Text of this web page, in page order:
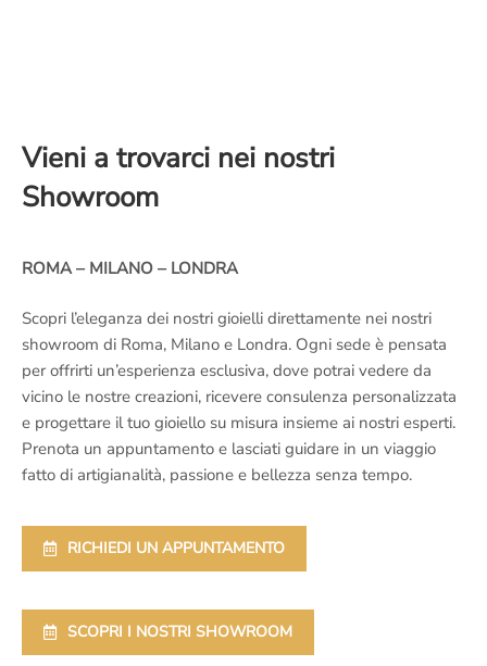
Vieni a trovarci nei nostri
Showroom
ROMA – MILANO – LONDRA
Scopri l’eleganza dei nostri gioielli direttamente nei nostri
showroom di Roma, Milano e Londra. Ogni sede è pensata
per offrirti un’esperienza esclusiva, dove potrai vedere da
vicino le nostre creazioni, ricevere consulenza personalizzata
e progettare il tuo gioiello su misura insieme ai nostri esperti.
Prenota un appuntamento e lasciati guidare in un viaggio
fatto di artigianalità, passione e bellezza senza tempo.
RICHIEDI UN APPUNTAMENTO
SCOPRI I NOSTRI SHOWROOM